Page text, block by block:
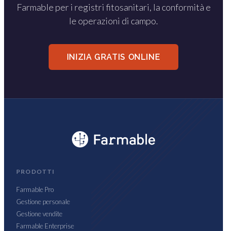
Farmable per i registri fitosanitari, la conformità e
le operazioni di campo.
INIZIA GRATIS ONLINE
PRODOTTI
Farmable Pro
Gestione personale
Gestione vendite
Farmable Enterprise